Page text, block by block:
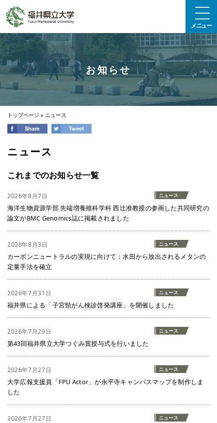
メニュー
お知らせ
トップページ » ニュース
ニュース
これまでのお知らせ一覧
2026年8月7日 ニュース
海洋生物資源学部 先端増養殖科学科 西辻准教授の参画した共同研究の
論文がBMC Genomics誌に掲載されました
2026年8月3日 ニュース
カーボンニュートラルの実現に向けて：水田から放出されるメタンの
定量手法を確立
2026年7月31日 ニュース
福井県による「子宮頸がん検診啓発講座」を開催しました
2026年7月29日 ニュース
第43回福井県立大学つぐみ賞授与式を行いました
2026年7月27日 ニュース
大学広報支援員「FPU Actor」が永平寺キャンパスマップを制作しま
した
2026年7月27日 ニュース